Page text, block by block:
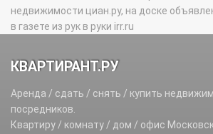
недвижимости циан.ру, на доске
в газете из рук в руки irr.ru
КВАРТИРАНТ.РУ
Аренда / сдать / снять / купить
посредников.
Квартиру / комнату / дом / офис